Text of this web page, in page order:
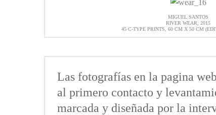
MIGUEL SANTOS
RIVER WEAR, 2015
45 C-TYPE PRINTS, 60 CM X 50 CM
Las fotografías en la pagina
al primero contacto y
marcada y diseñada por la